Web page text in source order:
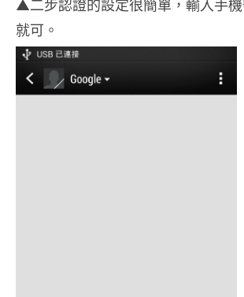
▲二步認證的設定很簡單，輸入手
就可。